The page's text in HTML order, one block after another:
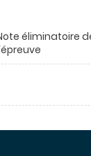
éliminatoire